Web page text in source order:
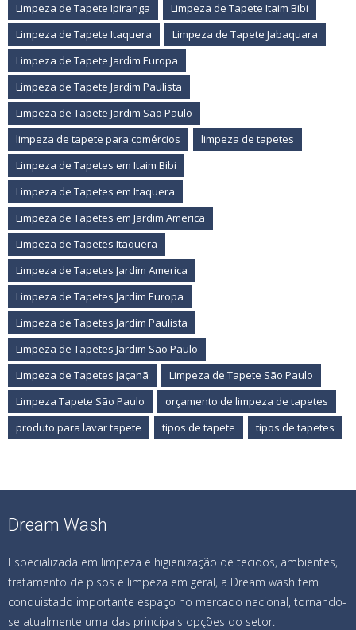
Limpeza de Tapete Ipiranga
Limpeza de Tapete Itaim Bibi
Limpeza de Tapete Itaquera
Limpeza de Tapete Jabaquara
Limpeza de Tapete Jardim Europa
Limpeza de Tapete Jardim Paulista
Limpeza de Tapete Jardim São Paulo
limpeza de tapete para comércios
limpeza de tapetes
Limpeza de Tapetes em Itaim Bibi
Limpeza de Tapetes em Itaquera
Limpeza de Tapetes em Jardim America
Limpeza de Tapetes Itaquera
Limpeza de Tapetes Jardim America
Limpeza de Tapetes Jardim Europa
Limpeza de Tapetes Jardim Paulista
Limpeza de Tapetes Jardim São Paulo
Limpeza de Tapetes Jaçanã
Limpeza de Tapete São Paulo
Limpeza Tapete São Paulo
orçamento de limpeza de tapetes
produto para lavar tapete
tipos de tapete tipos de tapetes
Dream Wash
Especializada em limpeza e higienização de tecidos, ambientes,
tratamento de pisos e limpeza em geral, a Dream wash tem
conquistado importante espaço no mercado nacional, tornando-
se atualmente uma das principais opções do setor.